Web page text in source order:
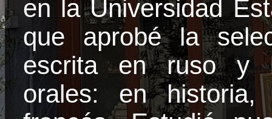
en la Universidad
que aprobé la
escrita en ruso y
orales: en